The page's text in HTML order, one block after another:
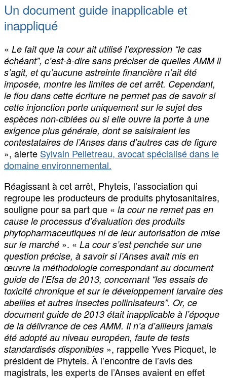
Un document guide inapplicable et
inappliqué
« Le fait que la cour ait utilisé l’expression “le cas
échéant”, c’est-à-dire sans préciser de quelles AMM il
s’agit, et qu’aucune astreinte financière n’ait été
imposée, montre les limites de cet arrêt. Cependant,
le flou dans cette écriture ne permet pas de savoir si
cette injonction porte uniquement sur le sujet des
espèces non-ciblées ou si elle ouvre la porte à une
exigence plus générale, dont se saisiraient les
contestataires de l’Anses dans d’autres cas de figure
», alerte Sylvain Pelletreau, avocat spécialisé dans le
domaine environnemental.
Réagissant à cet arrêt, Phyteis, l’association qui
regroupe les producteurs de produits phytosanitaires,
souligne pour sa part que « la cour ne remet pas en
cause le processus d’évaluation des produits
phytopharmaceutiques ni de leur autorisation de mise
sur le marché ». « La cour s’est penchée sur une
question précise, à savoir si l’Anses avait mis en
œuvre la méthodologie correspondant au document
guide de l’Efsa de 2013, concernant “les essais de
toxicité chronique et sur le développement larvaire des
abeilles et autres insectes pollinisateurs”. Or, ce
document guide de 2013 était inapplicable à l’époque
de la délivrance de ces AMM. Il n’a d’ailleurs jamais
été adopté au niveau européen, faute de tests
standardisés disponibles », rappelle Yves Picquet, le
président de Phyteis. À l’encontre de l’avis des
magistrats, les experts de l’Anses avaient en effet